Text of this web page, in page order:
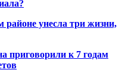
унесла три жизни,
приговорили к 7 годам